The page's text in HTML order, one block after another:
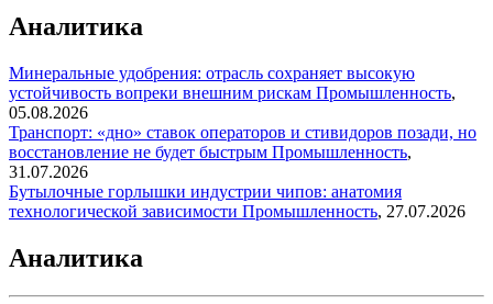
Аналитика
Минеральные удобрения: отрасль сохраняет высокую
устойчивость вопреки внешним рискам Промышленность,
05.08.2026
Транспорт: «дно» ставок операторов и стивидоров позади, но
восстановление не будет быстрым Промышленность,
31.07.2026
Бутылочные горлышки индустрии чипов: анатомия
технологической зависимости Промышленность, 27.07.2026
Аналитика